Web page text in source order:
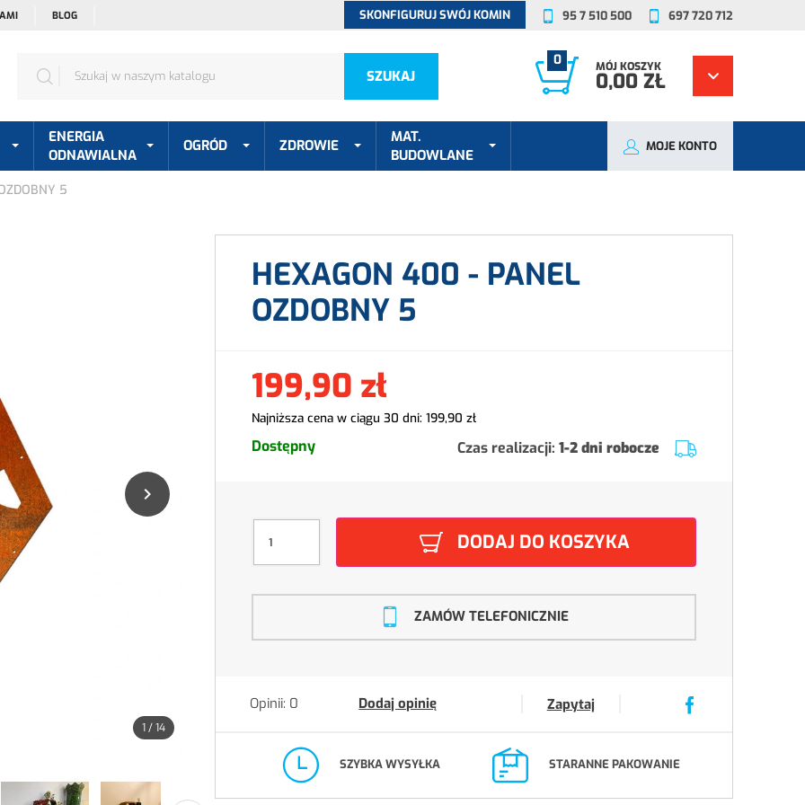
BLOG SKONFIGURUJ SWÓJ KOMIN 95 7 510 500 697 720 712
SZUKAJ
0 MÓJ KOSZYK
0,00 ZŁ
ENERGIA
ODNAWIALNA
OGRÓD ZDROWIE
MAT.
BUDOWLANE
MOJE KONTO
5

1/14
HEXAGON 400 - PANEL
OZDOBNY 5
199,90 zł
Najniższa cena w ciągu 30 dni: 199,90 zł
Dostępny Czas realizacji: 1-2 dni robocze
DODAJ DO KOSZYKA
ZAMÓW TELEFONICZNIE
Opinii: 0 Dodaj opinię Zapytaj
SZYBKA WYSYŁKA STARANNE PAKOWANIE